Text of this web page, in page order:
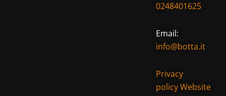
0248401625
Email:
info@botta.it
Privacy
policy Website